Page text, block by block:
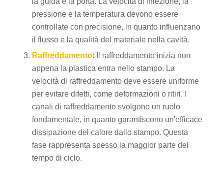
pressione e la temperatura devono essere
controllate con precisione, in quanto influenzano
il flusso e la qualità del materiale nella cavità.
Raffreddamento: Il raffreddamento inizia non
appena la plastica entra nello stampo. La
velocità di raffreddamento deve essere uniforme
per evitare difetti, come deformazioni o ritiri. I
canali di raffreddamento svolgono un ruolo
fondamentale, in quanto garantiscono un'efficace
dissipazione del calore dallo stampo. Questa
fase rappresenta spesso la maggior parte del
tempo di ciclo.